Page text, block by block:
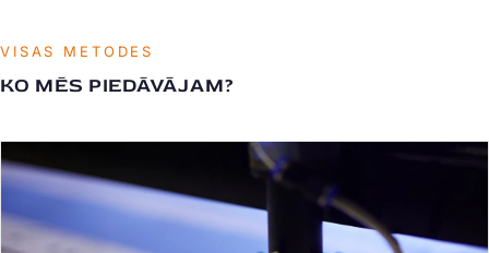
VISAS METODES
KO MĒS PIEDĀVĀJAM?